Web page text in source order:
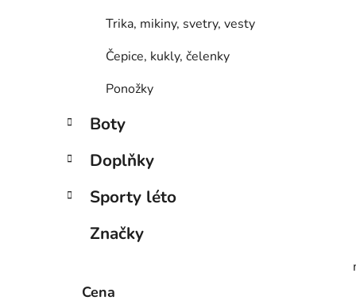
Trika, mikiny, svetry, vesty
Čepice, kukly, čelenky
Ponožky
Boty
Doplňky
Sporty léto
Značky
Cena